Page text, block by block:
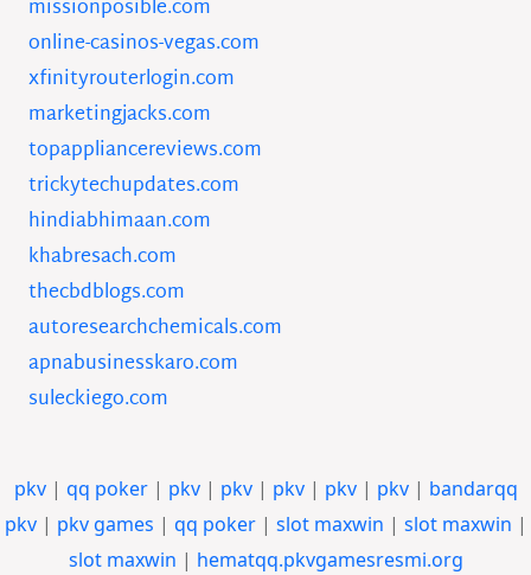
missionposible.com
online-casinos-vegas.com
xfinityrouterlogin.com
marketingjacks.com
topappliancereviews.com
trickytechupdates.com
hindiabhimaan.com
khabresach.com
thecbdblogs.com
autoresearchchemicals.com
apnabusinesskaro.com
suleckiego.com
pkv| qq poker| pkv| pkv| pkv| pkv| pkv| bandarqq
pkv| pkv games | qq poker| slot maxwin | slot maxwin |
slot maxwin | hematqq.pkvgamesresmi.org